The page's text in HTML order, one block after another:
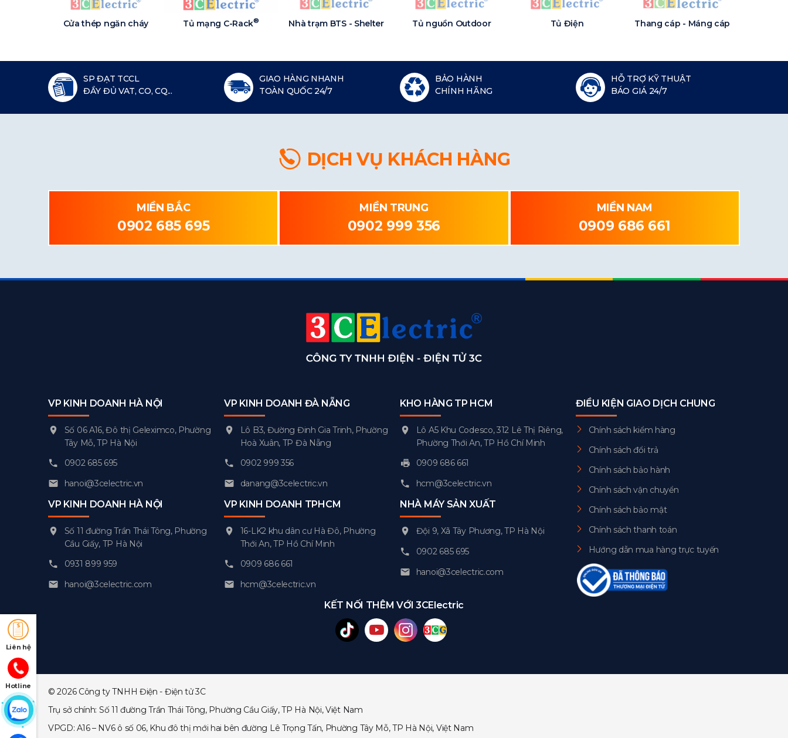
Cửa thép ngăn cháy Tủ mạng C-Rack® Nhà trạm BTS - Shelter Tủ nguồn Outdoor Tủ Điện Thang cáp - Máng cáp
Liên hệ
Hotline
SP ĐẠT TCCL
ĐẦY ĐỦ VAT, CO, CQ...
GIAO HÀNG NHANH
TOÀN QUỐC 24/7
BẢO HÀNH
CHÍNH HÃNG
HỖ TRỢ KỸ THUẬT
BÁO GIÁ 24/7
DỊCH VỤ KHÁCH HÀNG
MIỀN BẮC
0902 685 695
MIỀN TRUNG
0902 999 356
MIỀN NAM
0909 686 661
VP KINH DOANH HÀ NỘI
Số 06 A16, Đô thị Geleximco, Phường
Tây Mỗ, TP Hà Nội
0902 685 695
hanoi@3celectric.vn
VP KINH DOANH HÀ NỘI
Số 11 đường Trần Thái Tông, Phường
Cầu Giấy, TP Hà Nội
0931 899 959
hanoi@3celectric.com
VP KINH DOANH ĐÀ NẴNG
Lô B3, Đường Đinh Gia Trinh, Phường
Hoà Xuân, TP Đà Nẵng
0902 999 356
danang@3celectric.vn
VP KINH DOANH TPHCM
16-LK2 khu dân cư Hà Đô, Phường
Thới An, TP Hồ Chí Minh
0909 686 661
hcm@3celectric.vn
KHO HÀNG TP HCM
Lô A5 Khu Codesco, 312 Lê Thị Riêng,
Phường Thới An, TP Hồ Chí Minh
0909 686 661
hcm@3celectric.vn
NHÀ MÁY SẢN XUẤT
Đội 9, Xã Tây Phương, TP Hà Nội
0902 685 695
hanoi@3celectric.com
ĐIỀU KIỆN GIAO DỊCH CHUNG
Chính sách kiểm hàng
Chính sách đổi trả
Chính sách bảo hành
Chính sách vận chuyển
Chính sách bảo mật
Chính sách thanh toán
Hướng dẫn mua hàng trực tuyến
KẾT NỐI THÊM VỚI 3CElectric
© 2026 Công ty TNHH Điện - Điện tử 3C
Trụ sở chính: Số 11 đường Trần Thái Tông, Phường Cầu Giấy, TP Hà Nội, Việt Nam
VPGD: A16 – NV6 ô số 06, Khu đô thị mới hai bên đường Lê Trọng Tấn, Phường Tây Mỗ, TP Hà Nội, Việt Nam